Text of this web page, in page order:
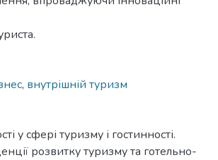
, внутрішній туризм
у сфері туризму і гостинності.
розвитку туризму та готельно-